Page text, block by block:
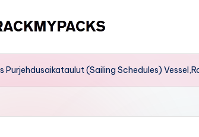
Purjehdusaikataulut (Sailing Schedules)